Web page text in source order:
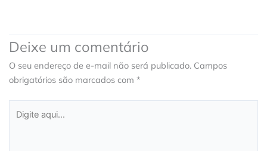
Deixe um comentário
O seu endereço de e-mail não será publicado. Campos
obrigatórios são marcados com *
aqui...